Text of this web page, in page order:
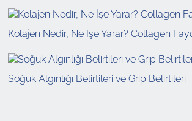
Kolajen Nedir, Ne İşe Yarar? Collagen
Soğuk Algınlığı Belirtileri ve Grip Belirtileri